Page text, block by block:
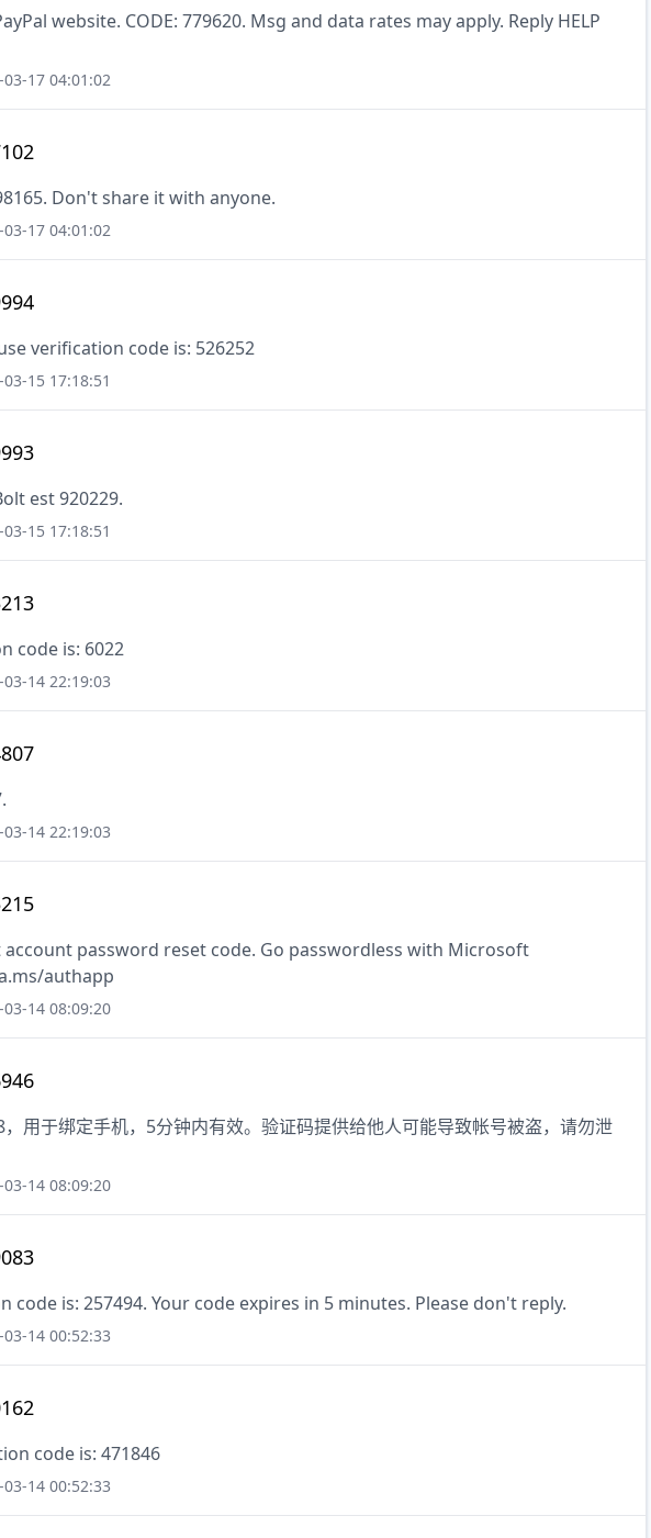
website. CODE: 779620. Msg and data rates may apply. Reply HELP
03-17 04:01:02
Don't share it with anyone.
03-17 04:01:02
verification code is: 526252
15 17:18:51
est 920229.
15 17:18:51
code is: 6022
03-14 22:19:03
03-14 22:19:03
account password reset code. Go passwordless with Microsoft
authapp
03-14 08:09:20
，用于绑定手机，5分钟内有效。验证码提供给他人可能导致帐号被盗，请勿泄
03-14 08:09:20
code is: 257494. Your code expires in 5 minutes. Please don't reply.
03-14 00:52:33
code is: 471846
03-14 00:52:33